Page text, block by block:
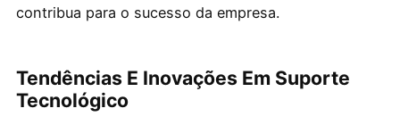
contribua para o sucesso da empresa.
Tendências E Inovações Em Suporte
Tecnológico